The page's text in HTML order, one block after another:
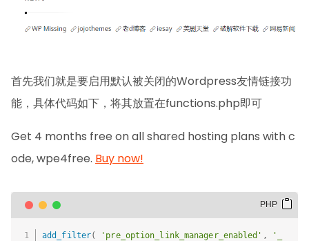
首先我们就是要启用默认被关闭的Wordpress友情链接功
能，具体代码如下，将其放置在functions.php即可
Get 4 months free on all shared hosting plans with c
ode, wpe4free. Buy now!
add_filter( 'pre_option_link_manager_enabled' ,
'_